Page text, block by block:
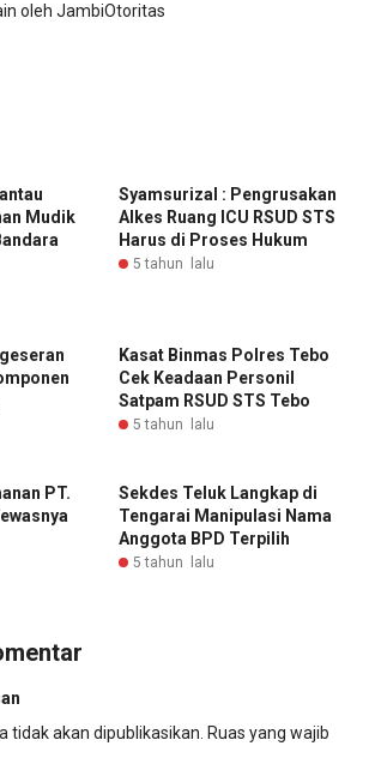
oleh JambiOtoritas
Mudik
Syamsurizal : Pengrusakan
Alkes Ruang ICU RSUD STS
Harus di Proses Hukum
5 tahun lalu
Kasat Binmas Polres Tebo
Cek Keadaan Personil
Satpam RSUD STS Tebo
5 tahun lalu
PT.
Sekdes Teluk Langkap di
Tengarai Manipulasi Nama
Anggota BPD Terpilih
5 tahun lalu
tidak akan dipublikasikan. Ruas yang wajib